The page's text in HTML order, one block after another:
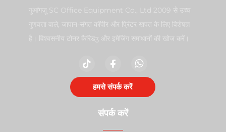
गुआंगज़ू SC Office Equipment Co., Ltd 2009 से उच्च
गुणवत्ता वाले, जापान-संगत कॉपीर और प्रिंटर खपत के लिए विशेषज्ञ
है। विश्वसनीय टोनर कैरिडʒ और इमेजिंग समाधानों की खोज करें।
हमसे संपर्क करें
संपर्क करें